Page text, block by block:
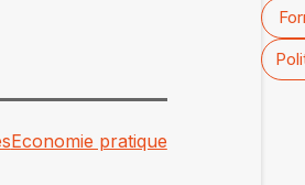
Economie pratique